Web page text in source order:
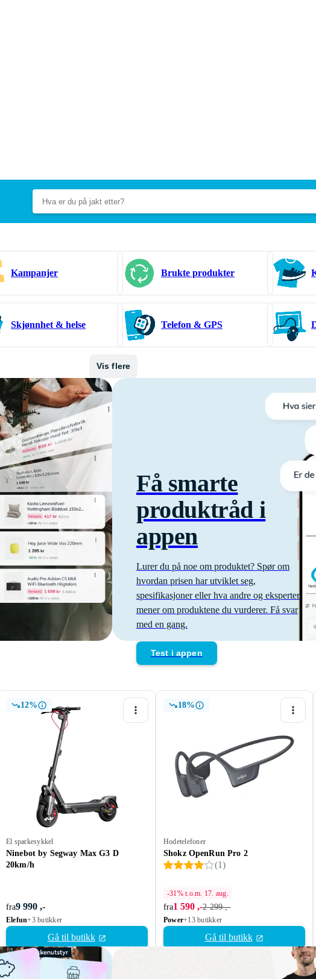
Kampanjer Brukte produkter
Skjønnhet & helse Telefon & GPS
Vis flere
Få smarte
produktråd i
appen
Lurer du på noe om produktet? Spør om
hvordan prisen har utviklet seg,
spesifikasjoner eller hva andre og eksperter
mener om produktene du vurderer. Få svar
med en gang.
Test i appen
12%
El sparkesykkel
Ninebot by Segway Max G3 D
20km/h
fra9 990 ,-
Elefun+3 butikker
Gå til butikk
18%
Hodetelefoner
Shokz OpenRun Pro 2
(1)
-31% t.o.m. 17. aug.
fra1 590 ,-2 299 ,-
Power+13 butikker
Gå til butikk